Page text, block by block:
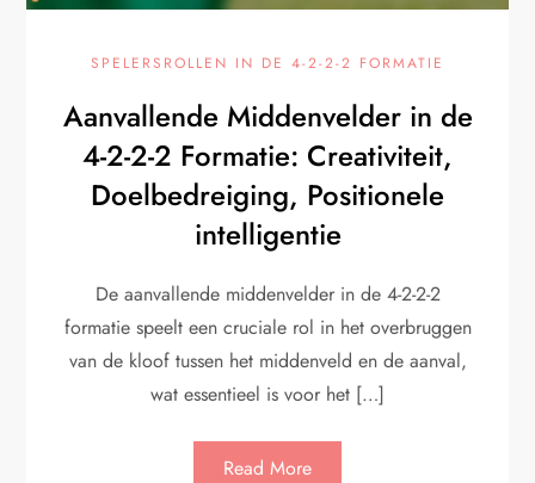
SPELERSROLLEN IN DE 4-2-2-2 FORMATIE
Aanvallende Middenvelder in de
4-2-2-2 Formatie: Creativiteit,
Doelbedreiging, Positionele
intelligentie
De aanvallende middenvelder in de 4-2-2-2
formatie speelt een cruciale rol in het overbruggen
van de kloof tussen het middenveld en de aanval,
wat essentieel is voor het […]
Read More